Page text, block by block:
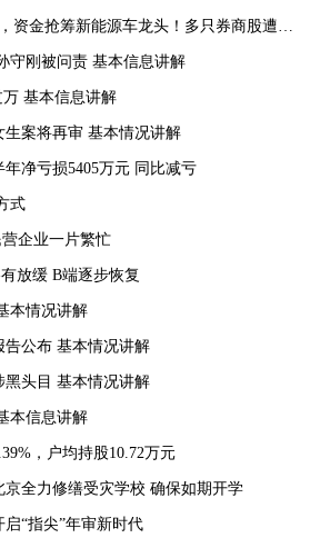
抢筹新能源车龙头！多只券商股遭资金抛弃
守刚被问责 基本信息讲解
基本信息讲解
案将再审 基本情况讲解
净亏损5405万元 同比减亏
式
企业一片繁忙
放缓 B端逐步恢复
本情况讲解
告公布 基本情况讲解
黑头目 基本情况讲解
本信息讲解
，户均持股10.72万元
全力修缮受灾学校 确保如期开学
“指尖”年审新时代